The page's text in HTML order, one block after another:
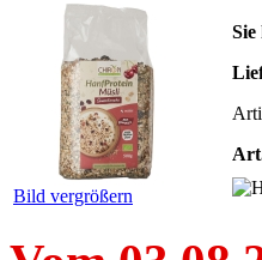
Bild vergrößern
Sie